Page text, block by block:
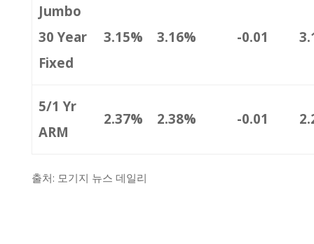
Jumbo
30 Year
Fixed
3.15% 3.16% -0.01
5/1 Yr
ARM
2.37% 2.38% -0.01
출처: 모기지 뉴스 데일리